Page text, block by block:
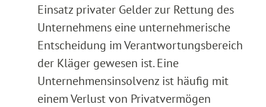
Einsatz privater Gelder zur Rettung des
Unternehmens eine unternehmerische
Entscheidung im Verantwortungsbereich
der Kläger gewesen ist. Eine
Unternehmensinsolvenz ist häufig mit
einem Verlust von Privatvermögen